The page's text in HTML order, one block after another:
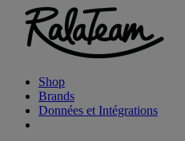
Shop
Brands
Données et Intégrations